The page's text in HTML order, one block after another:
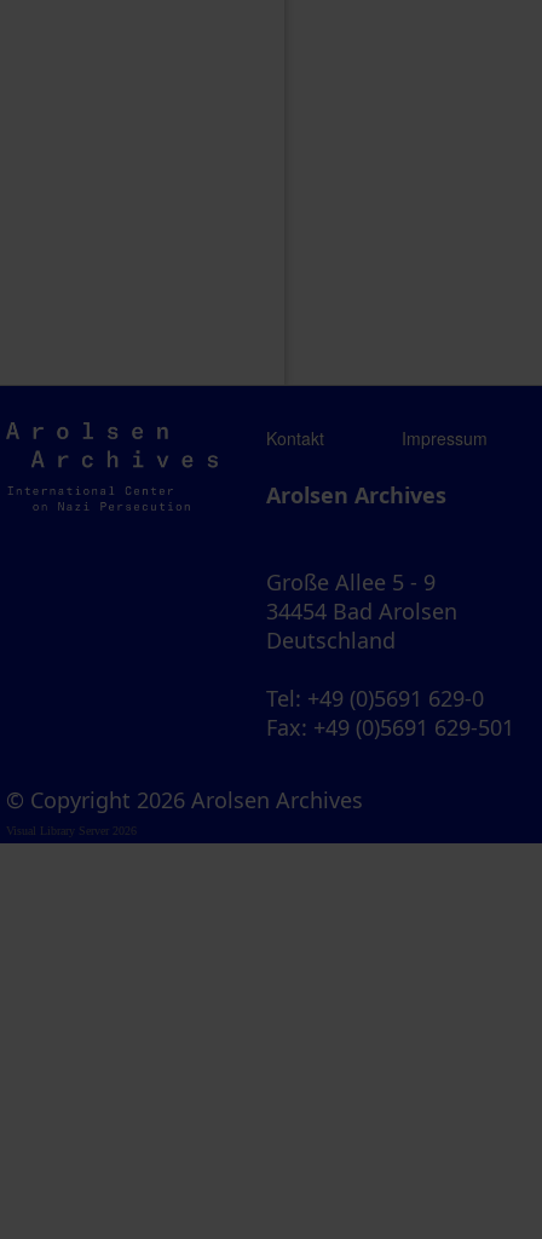
Arolsen
Archives
Kontakt Impressum
Arolsen Archives
Große Allee 5 - 9
34454 Bad Arolsen
Deutschland
Tel: +49 (0)5691 629-0
Fax: +49 (0)5691 629-501
© Copyright 2026 Arolsen Archives
Visual Library Server 2026